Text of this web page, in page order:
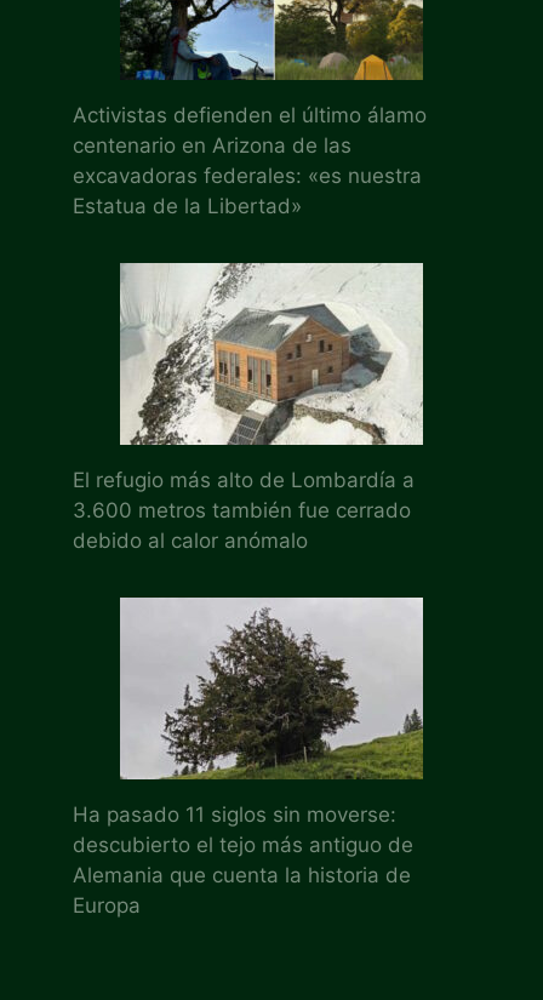
Activistas defienden el último álamo
centenario en Arizona de las
excavadoras federales: «es nuestra
Estatua de la Libertad»
El refugio más alto de Lombardía a
3.600 metros también fue cerrado
debido al calor anómalo
Ha pasado 11 siglos sin moverse:
descubierto el tejo más antiguo de
Alemania que cuenta la historia de
Europa